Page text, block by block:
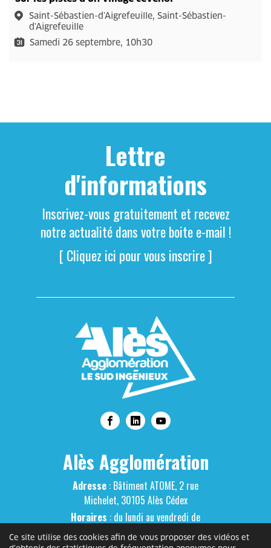
Ce site utilise des cookies afin de vous proposer des vidéos et
Saint-Sébastien-d’Aigrefeuille, Saint-Sébastien-
d'Aigrefeuille
Samedi 26 septembre, 10h30
Lettre
d'informations
Inscrivez-vous gratuitement et recevez
notre actualité dans votre boite e-mail !
[ Cliquez ici pour vous inscrire ]
Alès Agglomération
Adresse : Bâtiment ATOME, 2 rue
Michelet, 30105 Alès Cédex
Horaires : du lundi au vendredi de
8h30 à 12h15 et de 13h30 à 17h